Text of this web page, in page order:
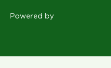
Powered by